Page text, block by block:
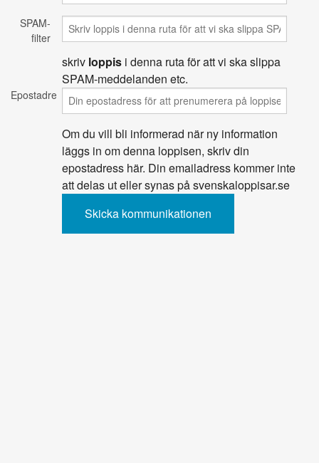
SPAM-
filter
skriv loppis i denna ruta för att vi ska slippa
SPAM-meddelanden etc.
Epostadress
Om du vill bli informerad när ny information
läggs in om denna loppisen, skriv din
epostadress här. Din emailadress kommer inte
att delas ut eller synas på svenskaloppisar.se